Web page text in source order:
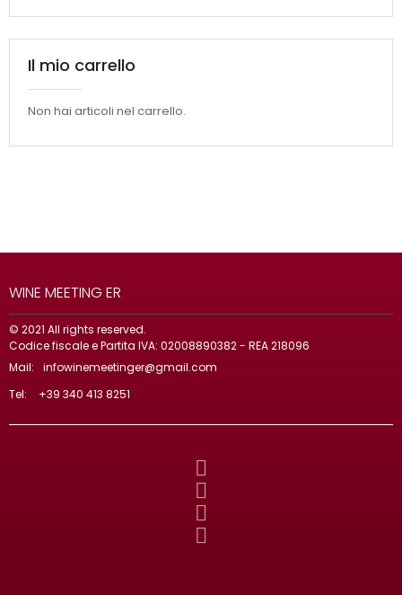
Il mio carrello
Non hai articoli nel carrello.
WINE MEETING ER
© 2021 All rights reserved.
Codice fiscale e Partita IVA: 02008890382 - REA 218096
Mail:
infowinemeetinger@gmail.com
Tel:
+39 340 413 8251